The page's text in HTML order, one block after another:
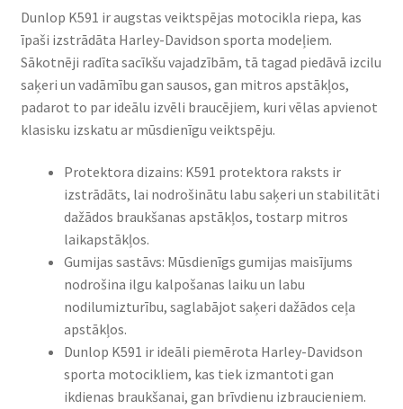
Dunlop K591 ir augstas veiktspējas motocikla riepa, kas
īpaši izstrādāta Harley-Davidson sporta modeļiem.
Sākotnēji radīta sacīkšu vajadzībām, tā tagad piedāvā izcilu
saķeri un vadāmību gan sausos, gan mitros apstākļos,
padarot to par ideālu izvēli braucējiem, kuri vēlas apvienot
klasisku izskatu ar mūsdienīgu veiktspēju.
Protektora dizains: K591 protektora raksts ir
izstrādāts, lai nodrošinātu labu saķeri un stabilitāti
dažādos braukšanas apstākļos, tostarp mitros
laikapstākļos.
Gumijas sastāvs: Mūsdienīgs gumijas maisījums
nodrošina ilgu kalpošanas laiku un labu
nodilumizturību, saglabājot saķeri dažādos ceļa
apstākļos.
Dunlop K591 ir ideāli piemērota Harley-Davidson
sporta motocikliem, kas tiek izmantoti gan
ikdienas braukšanai, gan brīvdienu izbraucieniem.